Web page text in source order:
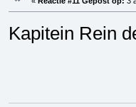
Kapitein Rein